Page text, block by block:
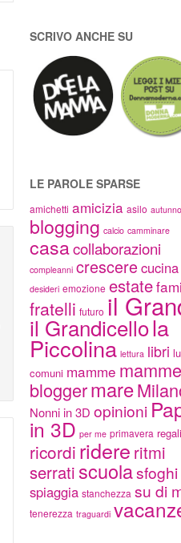
SCRIVO ANCHE SU
LE PAROLE SPARSE
amichetti amicizia asilo autunno
blogging calcio camminare
casacollaborazioni
compleanni crescere cucina
desideri emozione estate
fratelli futuro il
il Grandicellola
Piccolina lettura libri
comuni mamme mamme
bloggermare
Nonni in 3D opinioni
in 3D per me primavera regali
ricordi ridere ritmi
serrati scuolasfoghi
spiaggia stanchezza su di
tenerezza traguardi